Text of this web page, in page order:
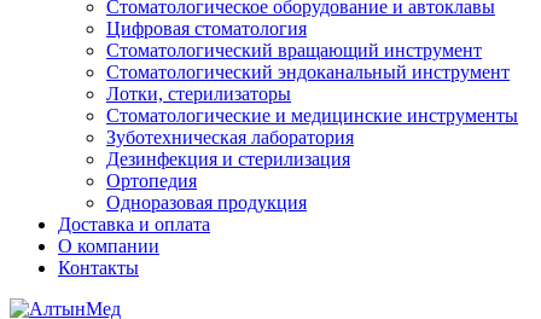
Стоматологическое оборудование и автоклавы
Цифровая стоматология
Стоматологический вращающий инструмент
Стоматологический эндоканальный инструмент
Лотки, стерилизаторы
Стоматологические и медицинские инструменты
Зуботехническая лаборатория
Дезинфекция и стерилизация
Ортопедия
Одноразовая продукция
Доставка и оплата
О компании
Контакты